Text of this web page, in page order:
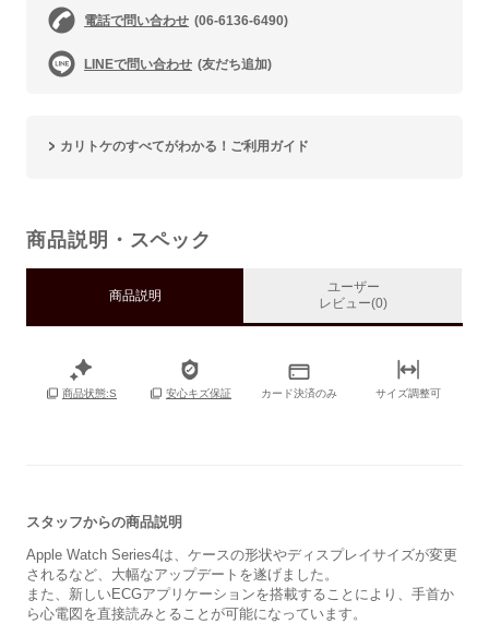
電話で問い合わせ (06-6136-6490)
LINEで問い合わせ (友だち追加)
カリトケのすべてがわかる！ご利用ガイド
商品説明・スペック
商品説明
ユーザー
レビュー(0)
商品状態:S 安心キズ保証 カード決済のみ サイズ調整可
スタッフからの商品説明
Apple Watch Series4は、ケースの形状やディスプレイサイズが変更
されるなど、大幅なアップデートを遂げました。
また、新しいECGアプリケーションを搭載することにより、手首か
ら心電図を直接読みとることが可能になっています。